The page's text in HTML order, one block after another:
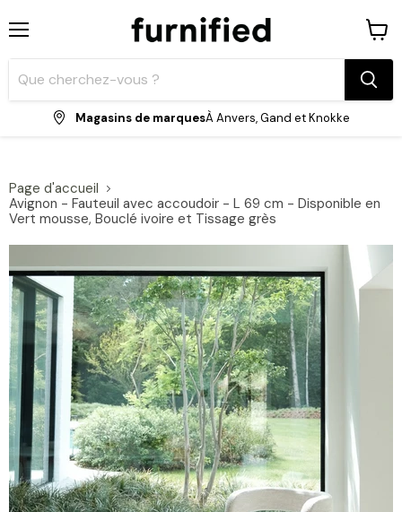
Magasins de marquesÀ Anvers, Gand et Knokke
le
panier
Page d'accueil
Avignon - Fauteuil avec accoudoir - L 69 cm - Disponible en
Vert mousse, Bouclé ivoire et Tissage grès